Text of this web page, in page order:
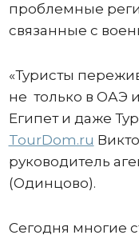
проблемные
связанные с
«Туристы
не только в ОАЭ
Египет и даже
TourDom.ru
руководитель
(Одинцово).
Сегодня многие